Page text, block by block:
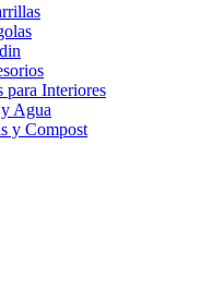
para Interiores
Agua
y Compost